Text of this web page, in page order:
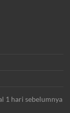
1 hari sebelumnya